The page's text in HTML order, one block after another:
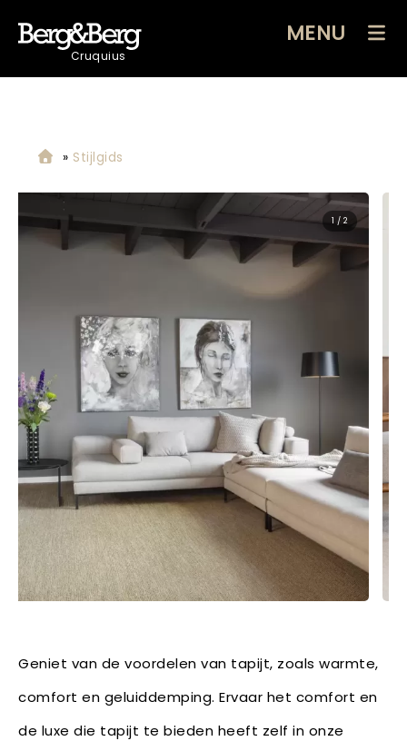
Cruquius
MENU
» Stijlgids
1 / 2
Geniet van de voordelen van tapijt, zoals warmte,
comfort en geluiddemping. Ervaar het comfort en
de luxe die tapijt te bieden heeft zelf in onze